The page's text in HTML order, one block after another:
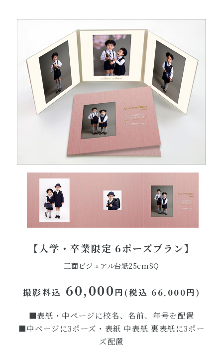
【入学・卒業限定 6ポーズプラン】
三面ビジュアル台紙25cmSQ
撮影料込 60,000 円(税込 66,000円)
■表紙・中ページに校名、名前、年号を配置
■中ページに3ポーズ・表紙 中表紙 裏表紙に3ポー
ズ配置